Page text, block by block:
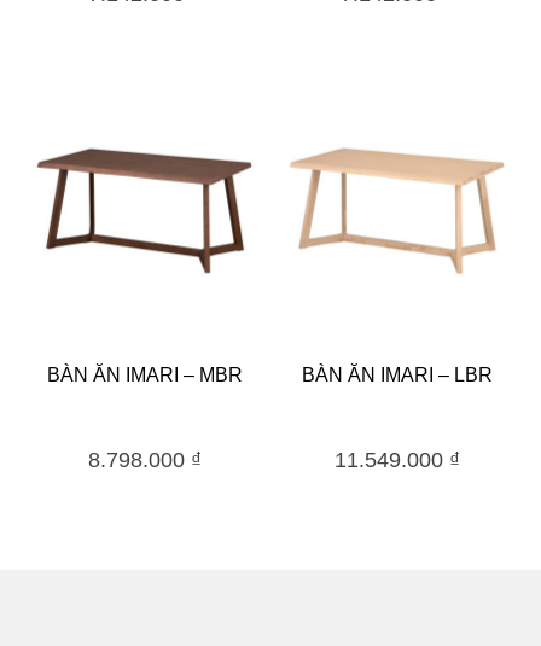
BÀN ĂN IMARI – MBR
8.798.000 ₫
BÀN ĂN IMARI – LBR
11.549.000 ₫